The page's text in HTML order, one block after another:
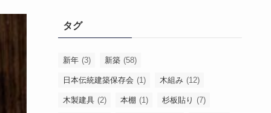
タグ
新年 (3) 新築 (58)
日本伝統建築保存会 (1) 木組み (12)
木製建具 (2) 本棚 (1) 杉板貼り (7)